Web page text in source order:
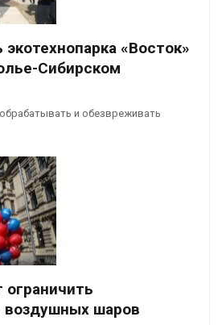
«Восток»
Сибирском
и обезвреживать
ограничить
воздушных шаров